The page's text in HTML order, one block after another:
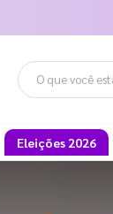
Eleições 2026